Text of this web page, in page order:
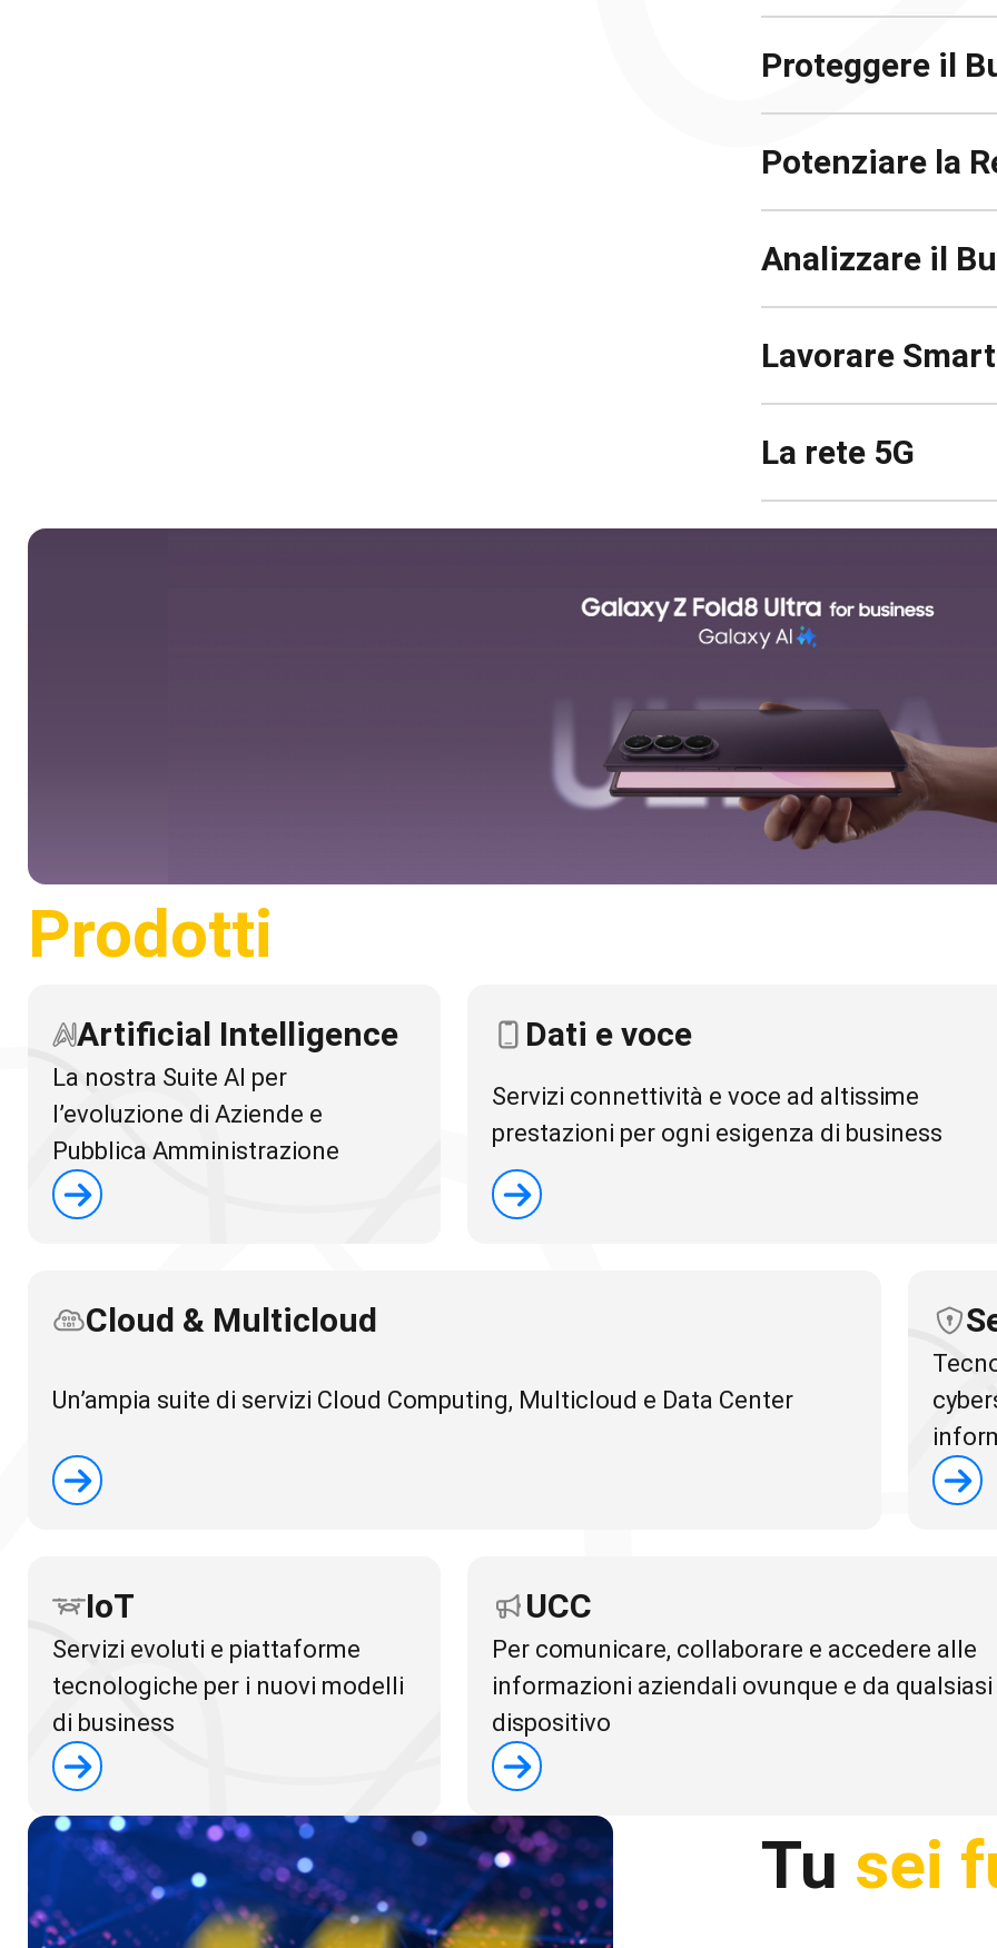
Proteggere il
Potenziare la
Analizzare il
Lavorare Smart
La rete 5G
Prodotti
Artificial Intelligence
La nostra Suite AI per
l’evoluzione di Aziende e
Pubblica Amministrazione
Dati e voce
Servizi connettività e voce ad altissime
prestazioni per ogni esigenza di business
Cloud & Multicloud
Un’ampia suite di servizi Cloud Computing, Multicloud e Data Center
IoT
Servizi evoluti e piattaforme
tecnologiche per i nuovi modelli
di business
UCC
Per comunicare, collaborare e accedere alle
informazioni aziendali ovunque e da qualsiasi
dispositivo
Tu sei